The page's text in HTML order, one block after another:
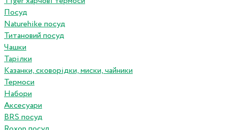
Посуд
Naturehike посуд
Титановий посуд
Чашки
Тарілки
Казанки, сковорідки, миски, чайники
Термоси
Набори
Аксесуари
BRS посуд